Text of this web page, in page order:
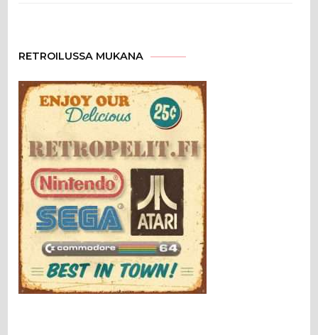
RETROILUSSA MUKANA